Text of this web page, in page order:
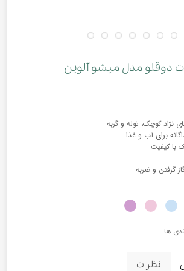
دوقلو مدل میشو آلوین
نژاد کوچک، توله و گربه
برای آب و غذا
با کیفیت
گرفتن و ضربه
ها
نظرات